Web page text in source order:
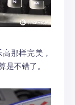
那样完美，
是不错了。